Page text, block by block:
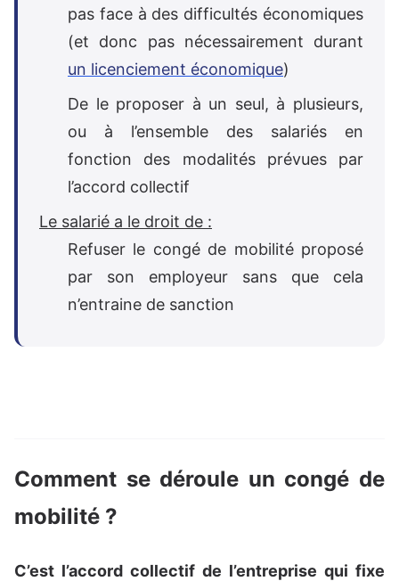
pas face à des difficultés économiques
(et donc pas nécessairement durant
un licenciement économique)
De le proposer à un seul, à plusieurs,
ou à l’ensemble des salariés en
fonction des modalités prévues par
l’accord collectif
Le salarié a le droit de :
Refuser le congé de mobilité proposé
par son employeur sans que cela
n’entraine de sanction
Comment se déroule un congé de
mobilité ?
C’est l’accord collectif de l’entreprise qui fixe